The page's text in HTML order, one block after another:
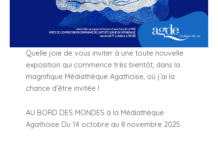
Quelle joie de vous inviter à une toute nouvelle
exposition qui commence très bientôt, dans la
magnifique Médiathèque Agathoise, où j’ai la
chance d’être invitée !
AU BORD DES MONDES à la Médiathèque
Agathoise Du 14 octobre au 8 novembre 2025